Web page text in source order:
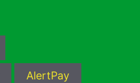
AlertPay